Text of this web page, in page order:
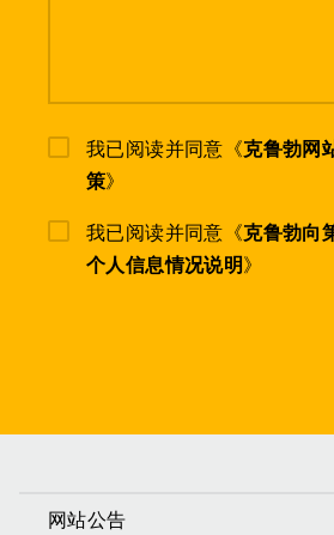
我已阅读并同意《克鲁勃网
策》
我已阅读并同意《克鲁勃向
个人信息情况说明》
网站公告